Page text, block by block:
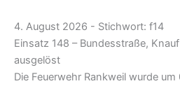
4. August 2026 - Stichwort: f14
Einsatz 148 – Bundesstraße,
ausgelöst
Die Feuerwehr Rankweil wurde